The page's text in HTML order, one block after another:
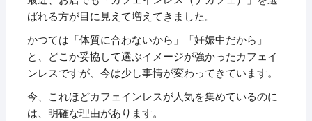
ばれる方が目に見えて増えてきました。
かつては「体質に合わないから」「妊娠中だから」
と、どこか妥協して選ぶイメージが強かったカフェイ
ンレスですが、今は少し事情が変わってきています。
今、これほどカフェインレスが人気を集めているのに
は、明確な理由があります。